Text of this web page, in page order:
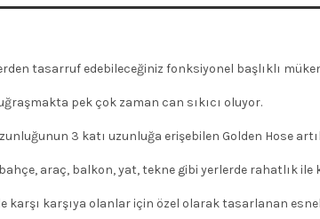
tasarruf edebileceğiniz fonksiyonel başlıklı
pek çok zaman can sıkıcı oluyor.
3 katı uzunluğa erişebilen Golden Hose
araç, balkon, yat, tekne gibi yerlerde rahatlık ile
karşıya olanlar için özel olarak tasarlanan